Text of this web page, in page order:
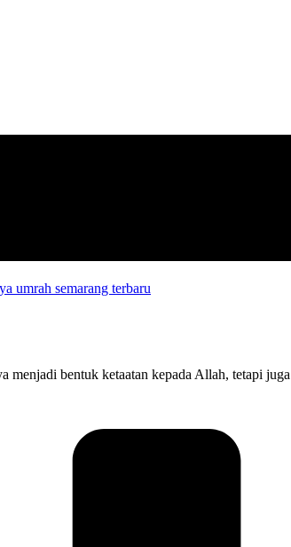
bentuk ketaatan kepada Allah, tetapi